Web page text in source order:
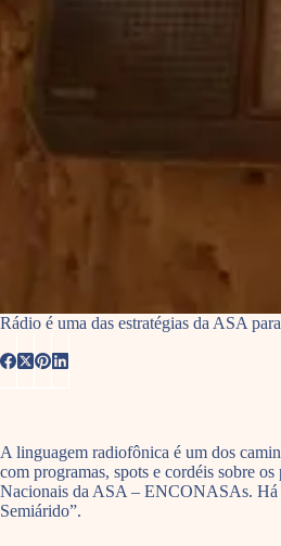
Rádio é uma das estratégias da ASA
A linguagem radiofônica é um dos
com programas, spots e cordéis sobre
Nacionais da ASA – ENCONASAs. Há
Semiárido”.